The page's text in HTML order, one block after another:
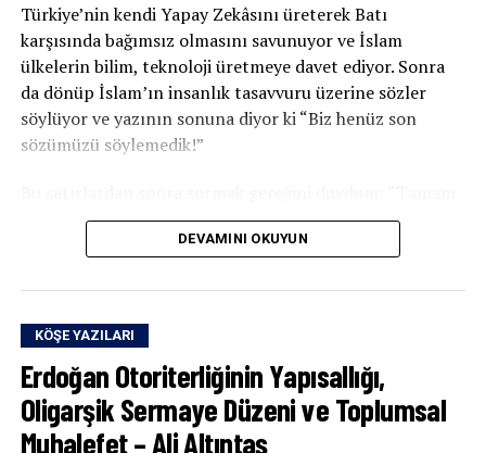
Türkiye’nin kendi Yapay Zekâsını üreterek Batı
karşısında bağımsız olmasını savunuyor ve İslam
ülkelerin bilim, teknoloji üretmeye davet ediyor. Sonra
da dönüp İslam’ın insanlık tasavvuru üzerine sözler
söylüyor ve yazının sonuna diyor ki “Biz henüz son
sözümüzü söylemedik!”
son sözünüzü söylemediniz ama o son söz ne olacak?
mı? Üzerine ayetler yazılmış
duman edip tevhid bayrağını Batının Burçlarına dikmek
mi?”
Yazar, reçetesini yazıyor:
“İslam dünyası, tarihin en büyük kırılma anlarından
birini yaşıyor. Bu kırılma, sadece siyasî değil; vâroluşsal
DEVAMINI OKUYUN
KÖŞE YAZILARI
Erdoğan Otoriterliğinin Yapısallığı,
Oligarşik Sermaye Düzeni ve Toplumsal
Muhalefet – Ali Altıntaş